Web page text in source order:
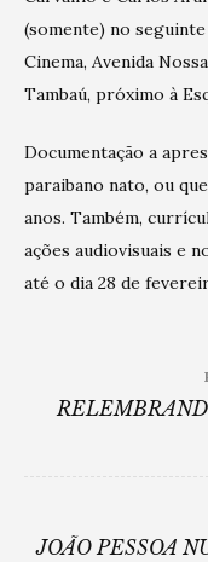
(somente) no seguinte
Cinema, Avenida
Tambaú, próximo à
Documentação a
paraibano nato, ou
anos. Também,
ações audiovisuais e
até o dia 28 de
JOÃO PESSOA